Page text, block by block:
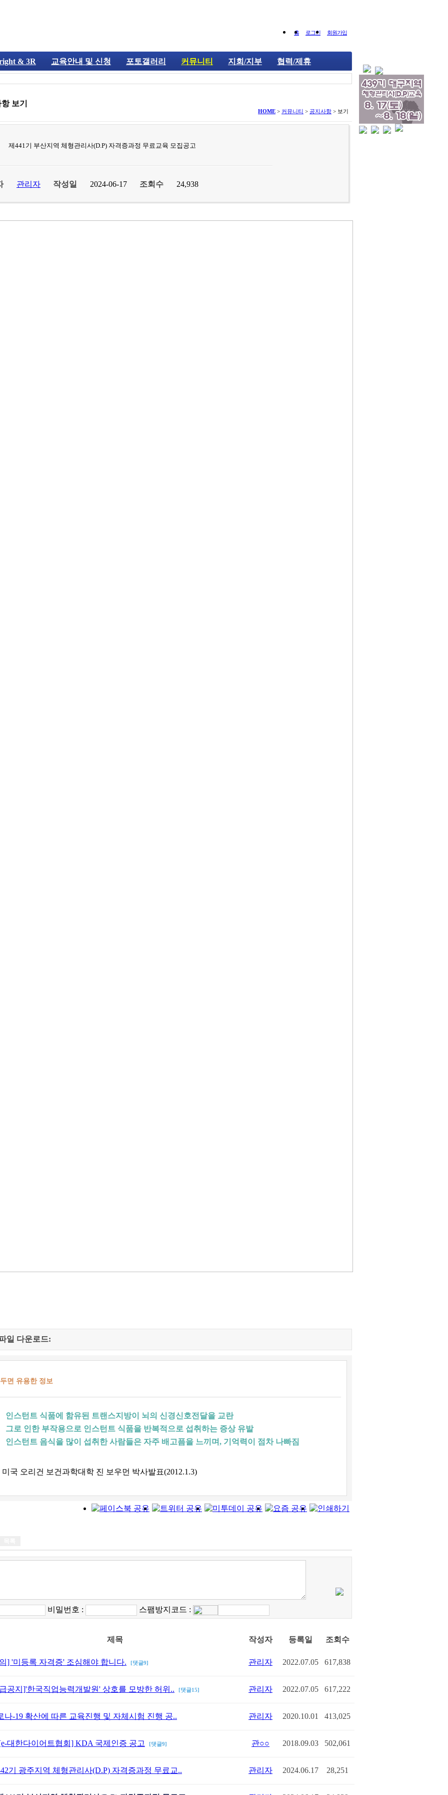
홈 로그인 회원가입
& 3R 교육안내 및 신청 포토갤러리 커뮤니티 지회/지부 협력/제휴
보기
HOME > 커뮤니티 > 공지사항 > 보기
제441기 부산지역 체형관리사(D.P) 자격증과정 무료교육 모집공고
관리자 작성일 2024-06-17 조회수 24,938
일 다운로드:
면 유용한 정보
인스턴트 식품에 함유된 트랜스지방이 뇌의 신경신호전달을 교란
그로 인한 부작용으로 인스턴트 식품을 반복적으로 섭취하는 증상 유발
인스턴트 음식을 많이 섭취한 사람들은 자주 배고픔을 느끼며, 기억력이 점차 나빠짐
미국 오리건 보건과학대학 진 보우먼 박사발표(2012.1.3)
비밀번호 : 스팸방지코드 :
제목 작성자 등록일 조회수
] '미등록 자격증' 조심해야 합니다. [댓글9] 관리자 2022.07.05 617,838
공지]'한국직업능력개발원' 상호를 모방한 허위.. [댓글15] 관리자 2022.07.05 617,222
나-19 확산에 따른 교육진행 및 자체시험 진행 공.. 관리자 2020.10.01 413,025
대한다이어트협회] KDA 국제인증 공고 [댓글9] 관○○ 2018.09.03 502,061
기 광주지역 체형관리사(D.P) 자격증과정 무료교.. 관리자 2024.06.17 28,251